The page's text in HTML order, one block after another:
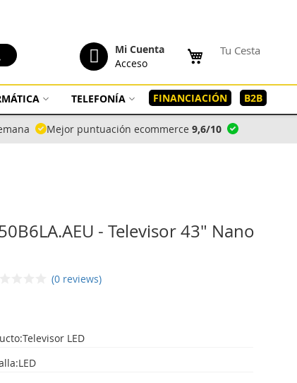
Tu Cesta
Mi Cuenta
Acceso
Buscar
TELEFONÍA FINANCIACIÓN B2B
Mejor puntuación ecommerce 9,6/10
- Televisor 43" Nano
(0 reviews)
LED